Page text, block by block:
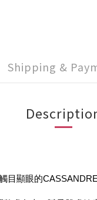
Shipping &
顯眼的